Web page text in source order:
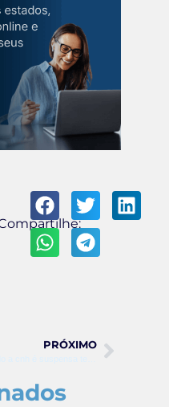
PRÓXIMO